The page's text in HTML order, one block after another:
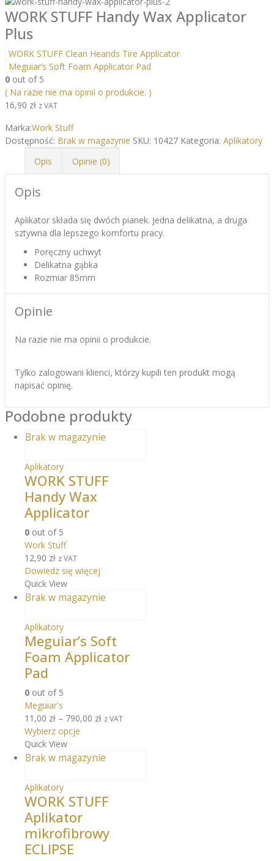
WORK STUFF Handy Wax Applicator
Plus
WORK STUFF Clean Heands Tire Applicator
Meguiar’s Soft Foam Applicator Pad
0 out of 5
( Na razie nie ma opinii o produkcie. )
16,90 zł z VAT
Marka:Work Stuff
Dostępność: Brak w magazynie SKU: 10427 Kategoria: Aplikatory
Opis
Opinie (0)
Opis
Aplikator składa się dwóch pianek. Jedna delikatna, a druga
sztywna dla lepszego komfortu pracy.
Poręczny uchwyt
Delikatna gąbka
Rozmiar 85mm
Opinie
Na razie nie ma opinii o produkcie.
Tylko zalogowani klienci, którzy kupili ten produkt mogą
napisać opinię.
Podobne produkty
Brak w magazynie
Aplikatory
WORK STUFF
Handy Wax
Applicator
0 out of 5
Work Stuff
12,90 zł z VAT
Dowiedz się więcej
Quick View
Brak w magazynie
Aplikatory
Meguiar’s Soft
Foam Applicator
Pad
0 out of 5
Meguiar's
11,00 zł – 790,00 zł z VAT
Wybierz opcje
Quick View
Brak w magazynie
Aplikatory
WORK STUFF
Aplikator
mikrofibrowy
ECLIPSE